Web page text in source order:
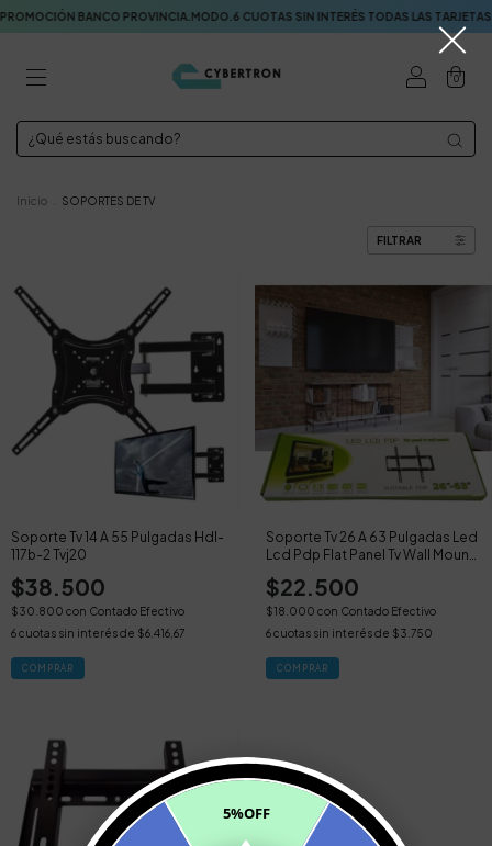
BANCO PROVINCIA.MODO.6 CUOTAS SIN INTERÉS TODAS LAS TARJETAS.
0
Inicio SOPORTES DE TV
FILTRAR
Soporte Tv 14 A 55 Pulgadas Hdl-
117b-2 Tvj20
$38.500
$30.800 con Contado Efectivo
6cuotas sin interés de $6.416,67
Soporte Tv 26 A 63 Pulgadas Led
Lcd Pdp Flat Panel Tv Wall Mount
$22.500
$18.000 con Contado Efectivo
6 cuotas sin interés de $3.750
5%OFF